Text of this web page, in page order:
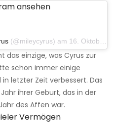
ansehen
(@mileycyrus) am 16. Oktober 2019 um 19:04 Uhr PDT
das einzige, was Cyrus zur
schon immer einige
letzter Zeit verbessert. Das
ihrer Geburt, das in der
des Affen war.
Vermögen